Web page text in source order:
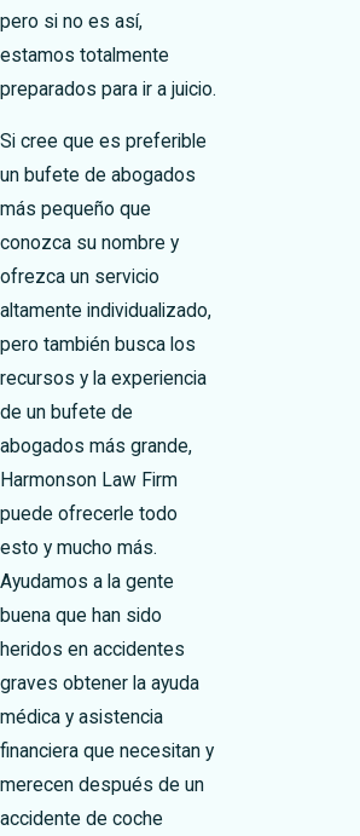
pero si no es así,
estamos totalmente
preparados para ir a juicio.
Si cree que es preferible
un bufete de abogados
más pequeño que
conozca su nombre y
ofrezca un servicio
altamente individualizado,
pero también busca los
recursos y la experiencia
de un bufete de
abogados más grande,
Harmonson Law Firm
puede ofrecerle todo
esto y mucho más.
Ayudamos a la gente
buena que han sido
heridos en accidentes
graves obtener la ayuda
médica y asistencia
financiera que necesitan y
merecen después de un
accidente de coche